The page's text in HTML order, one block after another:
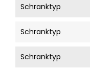
Schranktyp
Schranktyp
Schranktyp